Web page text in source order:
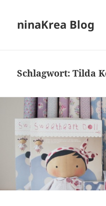
ninaKrea Blog
Schlagwort:Tilda